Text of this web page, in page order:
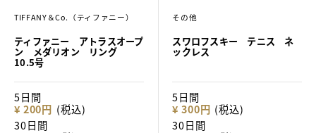
TIFFANY＆Co.（ティファニー）
ティファニー アトラスオープ
ン メダリオン リング
10.5号
5日間
¥ 200円 (税込)
30日間
その他
スワロフスキー テニス ネ
ックレス
5日間
¥ 300円 (税込)
30日間